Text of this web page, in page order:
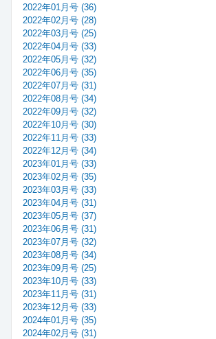
2022年01月号 (36)
2022年02月号 (28)
2022年03月号 (25)
2022年04月号 (33)
2022年05月号 (32)
2022年06月号 (35)
2022年07月号 (31)
2022年08月号 (34)
2022年09月号 (32)
2022年10月号 (30)
2022年11月号 (33)
2022年12月号 (34)
2023年01月号 (33)
2023年02月号 (35)
2023年03月号 (33)
2023年04月号 (31)
2023年05月号 (37)
2023年06月号 (31)
2023年07月号 (32)
2023年08月号 (34)
2023年09月号 (25)
2023年10月号 (33)
2023年11月号 (31)
2023年12月号 (33)
2024年01月号 (35)
2024年02月号 (31)